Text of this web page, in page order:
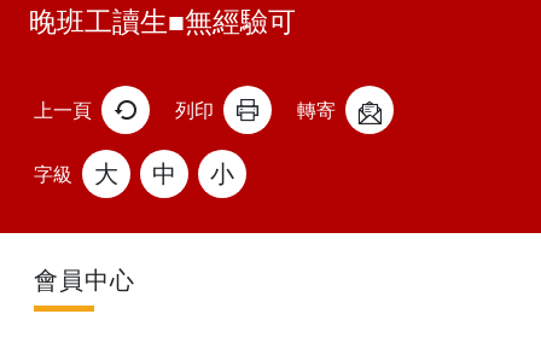
晚班工讀生■無經驗可
上一頁
字級 大 中 小
列印 轉寄
會員中心